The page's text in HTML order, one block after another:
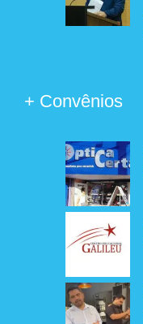
+ Convênios